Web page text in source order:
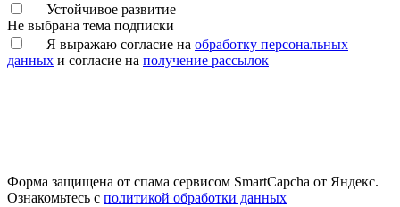
Устойчивое развитие
Не выбрана тема подписки
Я выражаю согласие на обработку персональных
данных и согласие на получение рассылок
Форма защищена от спама сервисом SmartCapcha от Яндекс.
Ознакомьтесь с политикой обработки данных